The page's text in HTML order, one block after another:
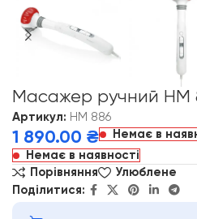
Масажер ручний HM
Артикул: HM 886
1 890.00 ₴
Немає в
Немає в наявності
Порівняння
Улюблене
Поділитися: